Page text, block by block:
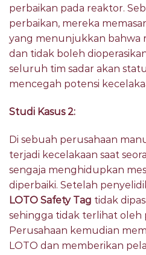
perbaikan pada reaktor.
perbaikan, mereka
yang menunjukkan bahwa
dan tidak boleh
seluruh tim sadar akan
mencegah potensi
Studi Kasus 2:
Di sebuah perusahaan
terjadi kecelakaan saat
sengaja menghidupkan
diperbaiki. Setelah
LOTO Safety Tag tidak
sehingga tidak terlihat oleh
Perusahaan kemudian
LOTO dan memberikan